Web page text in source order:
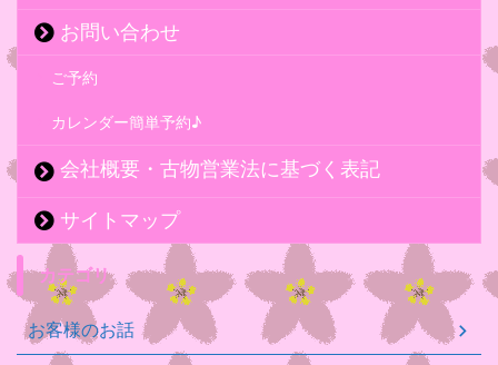
お問い合わせ
ご予約
カレンダー簡単予約♪
会社概要・古物営業法に基づく表記
サイトマップ
カテゴリ
お客様のお話